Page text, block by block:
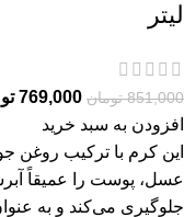
لیتر
851,000 تومان 769,000
افزودن به سبد خرید
عسل، پوست را عمیقاً
جلوگیری می‌کند و به